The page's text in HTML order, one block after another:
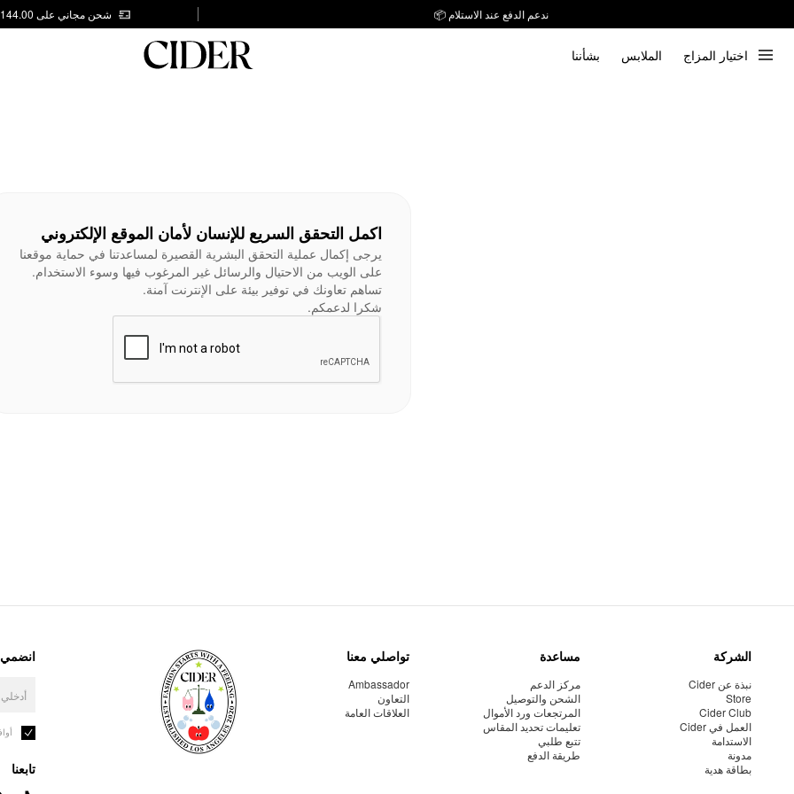
ندعم الدفع عند الاستلام 📦 شحن مجاني على AED 144.00
اختيار المزاج الملابس بشأننا
اكمل التحقق السريع للإنسان لأمان الموقع الإلكتروني
يرجى إكمال عملية التحقق البشرية القصيرة لمساعدتنا في حماية موقعنا
على الويب من الاحتيال والرسائل غير المرغوب فيها وسوء الاستخدام.
تساهم تعاونك في توفير بيئة على الإنترنت آمنة.
شكرا لدعمكم.
الشركة
نبذة عن Cider
Store
Cider Club
العمل في Cider
الاستدامة
مدونة
بطاقة هدية
مساعدة
مركز الدعم
الشحن والتوصيل
المرتجعات ورد الأموال
تعليمات تحديد المقاس
تتبع طلبي
طريقة الدفع
تواصلي معنا
Ambassador
التعاون
العلاقات العامة
انضمي
تابعنا